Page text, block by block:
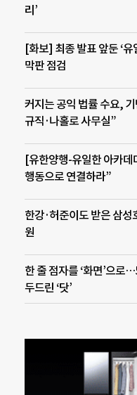
리’
[화보] 최종 발표 앞둔 ‘
막판 점검
커지는 공익 법률 수요,
규직·나홀로 사무실”
[유한양행-유일한 아카
행동으로 연결하라”
한강·허준이도 받은 삼
원
한 줄 점자를 ‘화면’으로
두드린 ‘닷’